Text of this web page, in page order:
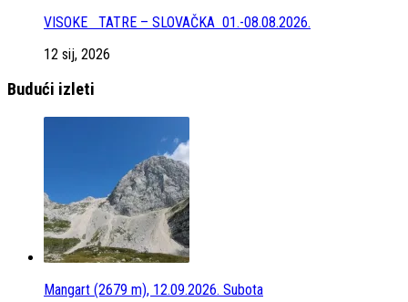
VISOKE TATRE – SLOVAČKA 01.-08.08.2026.
12 sij, 2026
Budući izleti
Mangart (2679 m), 12.09.2026. Subota